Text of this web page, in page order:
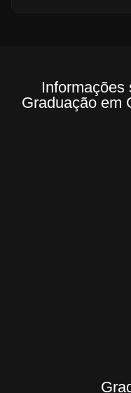
Informações
Graduação em